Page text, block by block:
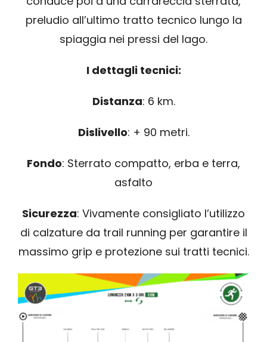
preludio all’ultimo tratto tecnico lungo la
spiaggia nei pressi del lago.
I dettagli tecnici:
Distanza: 6 km.
Dislivello: + 90 metri.
Fondo: Sterrato compatto, erba e terra,
asfalto
Sicurezza: Vivamente consigliato l’utilizzo
di calzature da trail running per garantire il
massimo grip e protezione sui tratti tecnici.